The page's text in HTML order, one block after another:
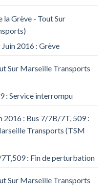
la Grève - Tout Sur
2016 : Grève
Sur Marseille Transports
: Service interrompu
2016 : Bus 7/7B/7T, 509 :
Transports (TSM
: Fin de perturbation
Sur Marseille Transports